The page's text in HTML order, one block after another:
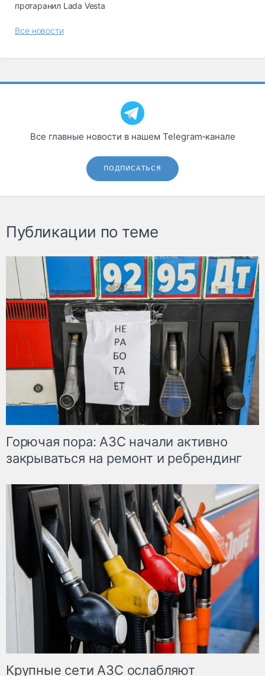
протаранил Lada Vesta
Все новости
Все главные новости в нашем Telegram‑канале
ПОДПИСАТЬСЯ
Публикации по теме
Горючая пора: АЗС начали активно
закрываться на ремонт и ребрендинг
Крупные сети АЗС ослабляют